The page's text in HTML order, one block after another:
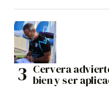
Cervera
bien y ser